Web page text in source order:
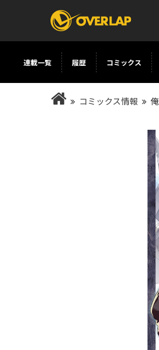
コミック
コミックガルド
ロ
オーバーラップ文庫
連載一覧 履歴 コミックス
コミックス情報